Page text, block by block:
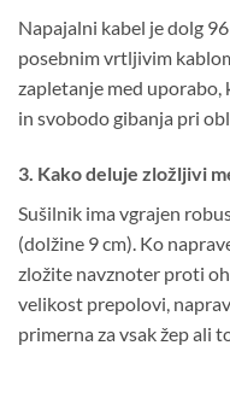
Napajalni kabel je dolg
posebnim vrtljivim
zapletanje med uporabo,
in svobodo gibanja pri
3. Kako deluje zložljivi
Sušilnik ima vgrajen
(dolžine 9 cm). Ko
zložite navznoter proti
velikost prepolovi,
primerna za vsak žep ali